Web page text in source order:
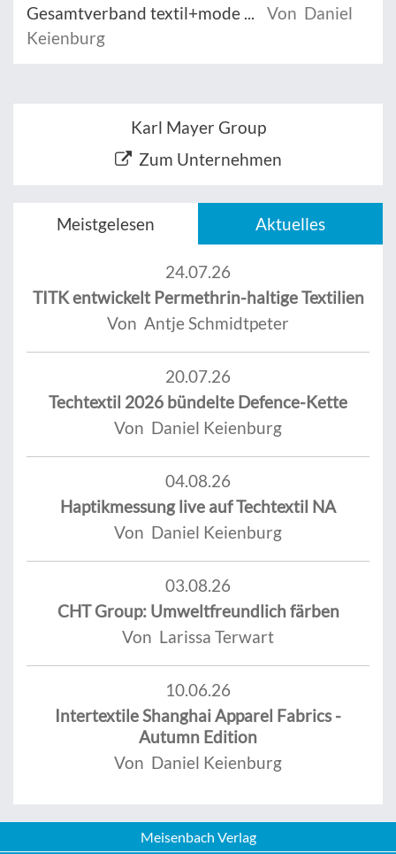
Gesamtverband textil+mode ...
Von Daniel
Keienburg
Karl Mayer Group
Zum Unternehmen
Meistgelesen Aktuelles
24.07.26
TITK entwickelt Permethrin-haltige Textilien
Von Antje Schmidtpeter
20.07.26
Techtextil 2026 bündelte Defence-Kette
Von Daniel Keienburg
04.08.26
Haptikmessung live auf Techtextil NA
Von Daniel Keienburg
03.08.26
CHT Group: Umweltfreundlich färben
Von Larissa Terwart
10.06.26
Intertextile Shanghai Apparel Fabrics -
Autumn Edition
Von Daniel Keienburg
Meisenbach Verlag